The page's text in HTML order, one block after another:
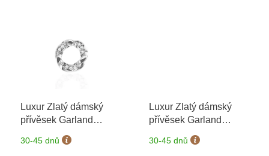
Luxur Zlatý dámský
přívěsek Garland
6670368-0-0-1
možnost výměny do 90
30-45 dnů
Luxur Zlatý dámský
přívěsek Garland
6670368-0-0-40
možnost výměny do 90
30-45 dnů